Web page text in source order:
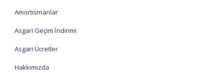
Amortismanlar
Asgari Geçim İndirimi
Asgari Ücretler
Hakkımızda